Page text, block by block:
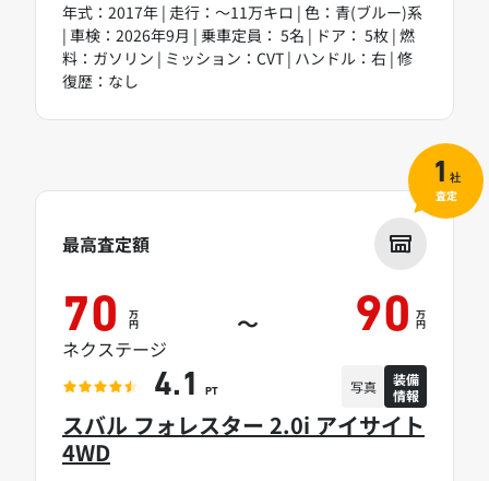
年式：2017年 | 走行：～11万キロ | 色：青(ブルー)系
| 車検：2026年9月 | 乗車定員： 5名 | ドア： 5枚 | 燃
料：ガソリン | ミッション：CVT | ハンドル：右 | 修
復歴：なし
スバル フォレスター 2.0i アイサイト
4WD
最高査定額
70 万
円 ～ 90 万
円
ネクステージ
4.1 PT 写真
装備
情報
1 社
査定